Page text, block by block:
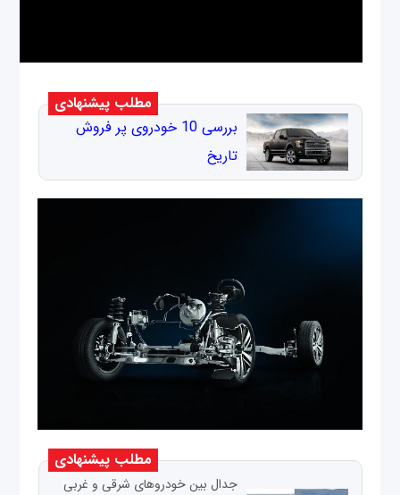
مطلب پیشنهادی
بررسی 10 خودروی پر فروش
تاریخ
مطلب پیشنهادی
جدال بین خودروهای شرقی و غربی